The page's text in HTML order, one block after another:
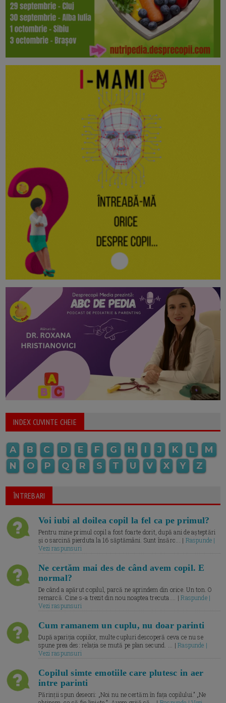
INDEX CUVINTE CHEIE
A B C D E F G H I J K L
M
N
O P Q R S T U V X Y Z
ÎNTREBARI
Voi iubi al doilea copil la fel ca pe primul?
Pentru mine primul copil a fost foarte dorit, după ani de așteptări
și o sarcină pierduta la 16 săptămâni. Sunt însărc... | Raspunde |
Vezi raspunsuri
Ne certăm mai des de când avem copil. E
normal?
De când a apărut copilul, parcă ne aprindem din orice. Un ton. O
remarcă. Cine s-a trezit din nou noaptea trecuta.... |Raspunde |
Vezi raspunsuri
Cum ramanem un cuplu, nu doar parinti
După apariția copiilor, multe cupluri descoperă ceva ce nu se
spune prea des: relația se mută pe plan secund. ... |Raspunde |
Vezi raspunsuri
Copilul simte emotiile care plutesc in aer
intre parinti
Părinții spun deseori: „Noi nu ne certăm în fața copilului.” „Ne